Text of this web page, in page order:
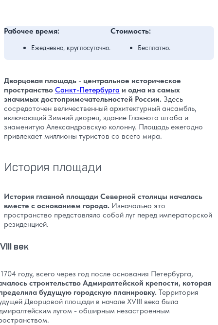
Рабочее время:
Ежедневно, круглосуточно.
Стоимость:
Бесплатно.
Дворцовая площадь - центральное историческое
пространство Санкт-Петербурга и одна из самых
значимых достопримечательностей России. Здесь
сосредоточен величественный архитектурный ансамбль,
включающий Зимний дворец, здание Главного штаба и
знаменитую Александровскую колонну. Площадь ежегодно
привлекает миллионы туристов со всего мира.
История площади
История главной площади Северной столицы началась
вместе с основанием города. Изначально это
пространство представляло собой луг перед императорской
резиденцией.
век
году, всего через год после основания Петербурга,
строительство Адмиралтейской крепости, которая
будущую городскую планировку. Территория
Дворцовой площади в начале XVIII века была
лугом - обширным незастроенным